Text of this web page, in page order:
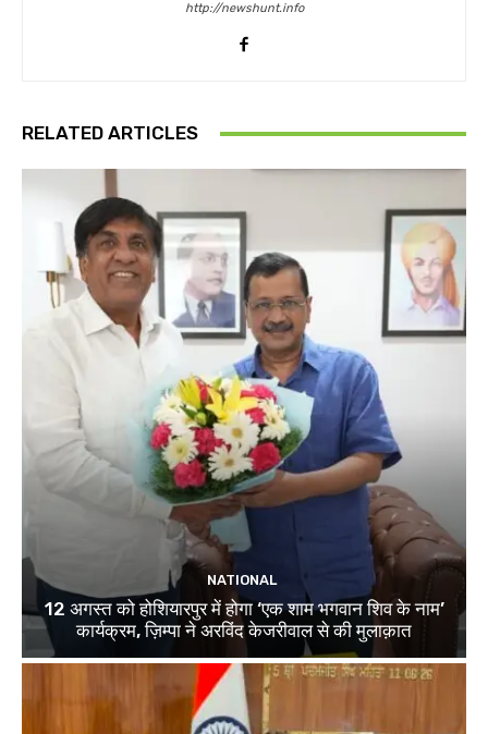
http://newshunt.info
RELATED ARTICLES
NATIONAL
12 अगस्त को होशियारपुर में होगा ‘एक शाम भगवान शिव के नाम’
कार्यक्रम, ज़िम्पा ने अरविंद केजरीवाल से की मुलाक़ात